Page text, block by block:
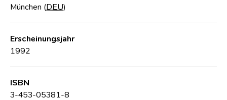
München (DEU)
Erscheinungsjahr
1992
ISBN
3-453-05381-8